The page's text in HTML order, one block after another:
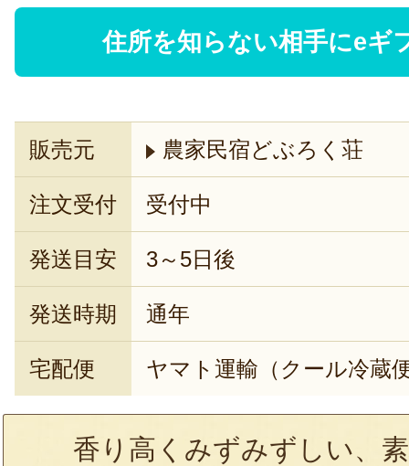
住所を知らない相手にeギ
販売元 農家民宿どぶろく荘
注文受付 受付中
発送目安 3～5日後
発送時期 通年
宅配便 ヤマト運輸（クール冷蔵
香り高くみずみずしい、